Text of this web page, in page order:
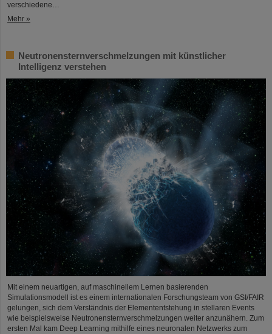
verschiedene…
Mehr »
Neutronensternverschmelzungen mit künstlicher
Intelligenz verstehen
Mit einem neuartigen, auf maschinellem Lernen basierenden
Simulationsmodell ist es einem internationalen Forschungsteam von GSI/FAIR
gelungen, sich dem Verständnis der Elemententstehung in stellaren Events
wie beispielsweise Neutronensternverschmelzungen weiter anzunähern. Zum
ersten Mal kam Deep Learning mithilfe eines neuronalen Netzwerks zum